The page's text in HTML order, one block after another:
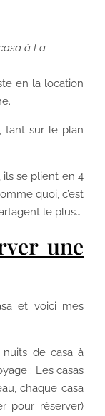
à La
en la location
tant sur le plan
se plient en 4
quoi, c’est
le plus…
une
et voici mes
de casa à
: Les casas
chaque casa
pour réserver)